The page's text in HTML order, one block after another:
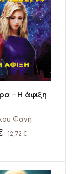
– Η άφιξη
Φανή
12,72€